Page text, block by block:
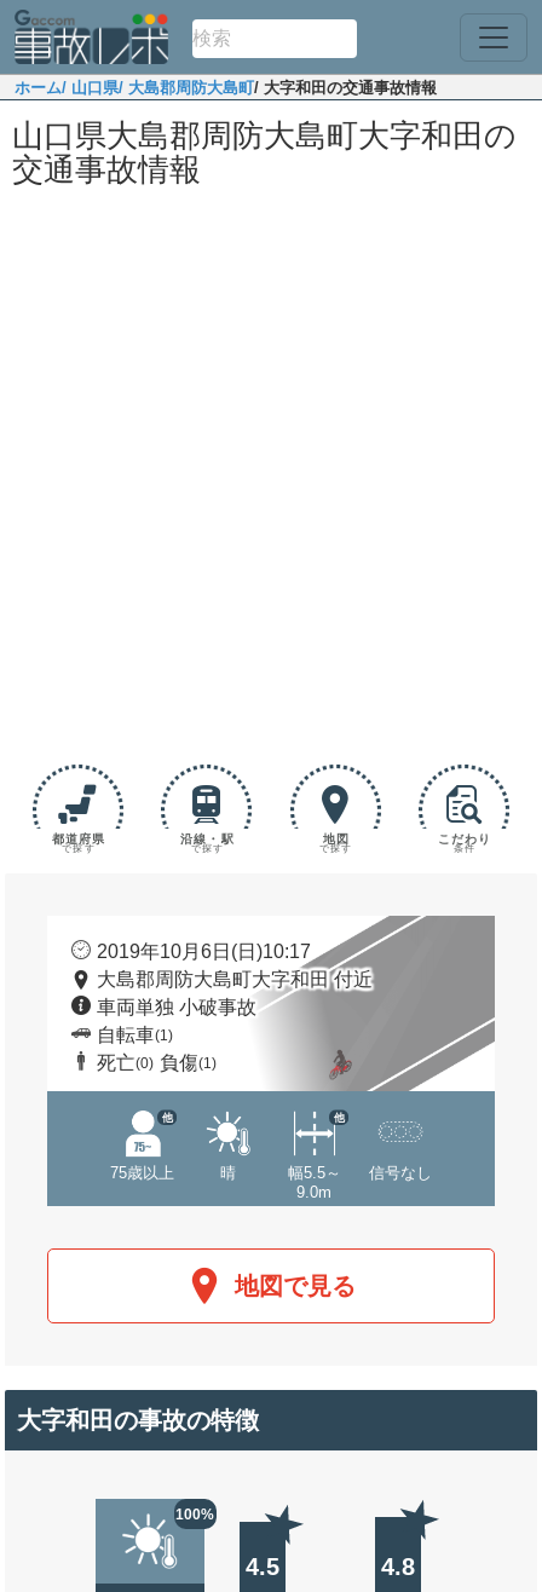
ホーム/ 山口県/ 大島郡周防大島町/ 大字和田の交通事故情報
山口県大島郡周防大島町大字和田の
交通事故情報
都道府県
で探す
沿線・駅
で探す
地図
で探す
こだわり
条件
2019年10月6日(日)10:17
大島郡周防大島町大字和田 付近
車両単独 小破事故
自転車(1)
死亡(0) 負傷(1)
75歳以上
他
晴
幅5.5～
9.0m
他
信号なし
地図で見る
大字和田の事故の特徴
100%
4.5 4.8